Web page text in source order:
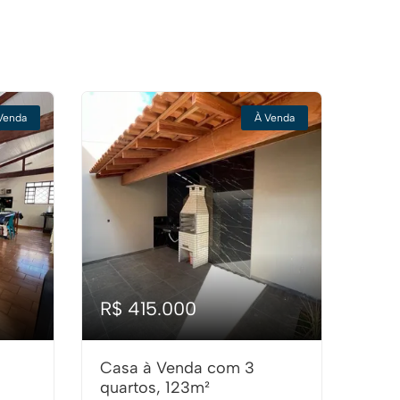
À Venda
R$ 415.000
Casa à Venda com 3
quartos, 123m²